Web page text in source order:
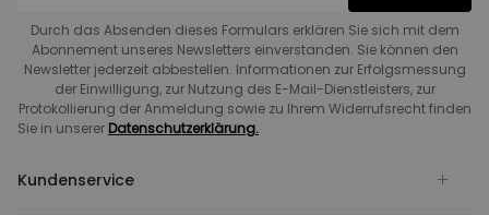
Durch das Absenden dieses Formulars erklären Sie sich mit dem
Abonnement unseres Newsletters einverstanden. Sie können den
Newsletter jederzeit abbestellen. Informationen zur Erfolgsmessung
der Einwilligung, zur Nutzung des E-Mail-Dienstleisters, zur
Protokollierung der Anmeldung sowie zu Ihrem Widerrufsrecht finden
Sie in unserer Datenschutzerklärung.
Kundenservice